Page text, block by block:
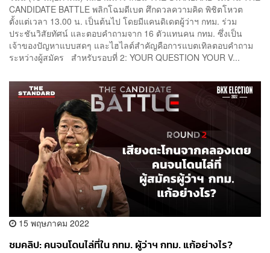
CANDIDATE BATTLE พลิกโฉมดีเบต ศึกดวลความคิด พิชิตโหวต
ตั้งแต่เวลา 13.00 น. เป็นต้นไป โดยมีแคนดิเดตผู้ว่าฯ กทม. ร่วม
ประชันวิสัยทัศน์ และตอบคำถามจาก 16 ตัวแทนคน กทม. ซึ่งเป็น
เจ้าของปัญหาแบบสดๆ และไฮไลต์สำคัญคือการแบตเทิลตอบคำถาม
ระหว่างผู้สมัคร สำหรับรอบที่ 2: YOUR QUESTION YOUR V...
15 พฤษภาคม 2022
ชมคลิป: คนจนโดนไล่ที่ใน กทม. ผู้ว่าฯ กทม. แก้อย่างไร?